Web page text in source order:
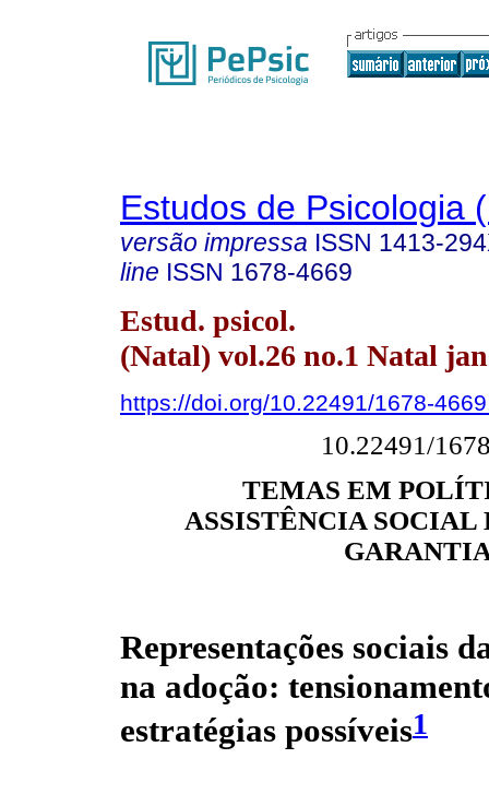
Estudos de Psicologia
versão impressa ISSN 1413-
line ISSN 1678-4669
Estud. psicol.
(Natal) vol.26 no.1 Natal
https://doi.org/10.22491/1678-
10.22491/
TEMAS EM
ASSISTÊNCIA SOCIAL
Representações sociais
na adoção:
estratégias possíveis1